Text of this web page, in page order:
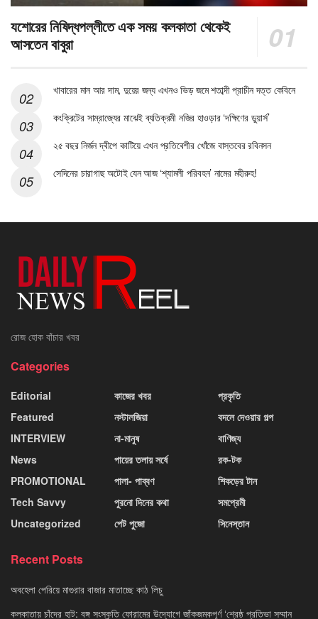
যশোরের নিষিদ্ধপল্লীতে এক সময় কলকাতা থেকেই
আসতেন বাবুরা
খাবারের মান আর দাম, দুয়ের জন্য এখনও ভিড় জমে শতাব্দী প্রাচীন দত্ত কেবিনে
কংক্রিটের সাম্রাজ্যের মাঝেই ব্যতিক্রমী নজির হাওড়ার ‘দক্ষিণের ডুয়ার্স’
২৫ বছর নির্জন দ্বীপে কাটিয়ে এখন প্রতিবেশীর খোঁজে বাস্তবের রবিনসন
সেদিনের চারাগাছ অটোই যেন আজ ‘শ্যামলী পরিবহন’ নামের মহীরুহ!
রোজ হোক বাঁচার খবর
Categories
Editorial
Featured
INTERVIEW
News
PROMOTIONAL
Tech Savvy
Uncategorized
কাজের খবর
নস্টালজিয়া
না-মানুষ
পায়ের তলায় সর্ষে
পালা- পাব্বণ
পুরনো দিনের কথা
পেট পুজো
প্রকৃতি
বদলে দেওয়ার গল্প
বাণিজ্য
রক-টক
শিকড়ের টান
সমপ্রেমী
সিনেস্তান
Recent Posts
অবহেলা পেরিয়ে মাগুরার বাজার মাতাচ্ছে কাঠ লিচু
কলকাতায় চাঁদের হাট: বঙ্গ সংস্কৃতি ফোরামের উদ্যোগে জাঁকজমকপূর্ণ ‘শ্রেষ্ঠ প্রতিভা সম্মান